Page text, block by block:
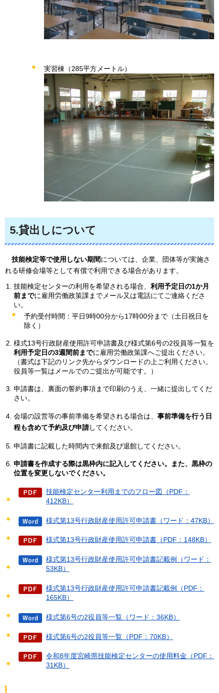
実習棟（285平方メートル）
5.貸出しについて
技能検定等で使用しない期間については、企業、団体等が実施さ
れる研修会場等として有償で利用できる場合があります。
技能検定センターの利用を希望される場合、 利用予定日の1か月
前までに雇用労働政策課までメール又は電話にてご連絡くださ
い。
予約受付時間：平日9時00分から17時00分まで（土日祝日を
除く）
様式13号行政財産使用許可申請書及び様式第6号の2役員等一覧を
利用予定日の3週間前までに雇用労働政策課へご提出ください。
（書式は下記のリンク先からダウンロードの上ご利用ください。
役員等一覧はメールでのご提出が可能です。）
申請書は、裏面の誓約事項まで印刷のうえ、一緒に提出してくだ
さい。
会場の設営等の事前準備を希望される場合は、 事前準備を行う日
程も含めて予約及び申請してください。
申請書に記載した時間内で来館及び退館してください。
申請書を作成する際は黒枠内に記入してください。また、黒枠の
位置を変更しないでください。
技能検定センター利用までのフロー図（PDF：
412KB）
様式第13号行政財産使用許可申請書（ワード：47KB）
様式第13号行政財産使用許可申請書（PDF：148KB）
様式第13号行政財産使用許可申請書記載例（ワード：
53KB）
様式第13号行政財産使用許可申請書記載例（PDF：
165KB）
様式第6号の2役員等一覧（ワード：36KB）
様式第6号の2役員等一覧（PDF：70KB）
令和8年度宮崎県技能検定センターの使用料金（PDF：
31KB）